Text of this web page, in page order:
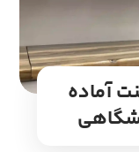
آماده